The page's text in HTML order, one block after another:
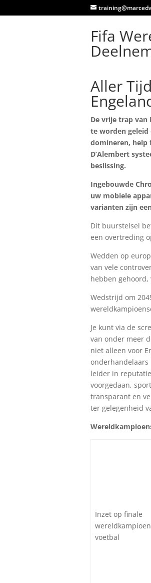
Fifa
Aller
De vrije trap
te worden
domineren, help
D’Alembert
beslissing.
Ingebouwde
uw mobiele
varianten zijn
Dit buurstelsel
een overtreding
Wedden op
van vele
hebben
Wedstrijd om
Je kunt via de
van onder meer
niet alleen voor
onderhandelaars
leider in
voorgedaan,
transparant en
ter gelegenheid
Inzet op finale
voetbal